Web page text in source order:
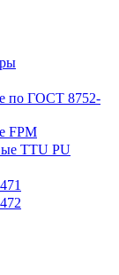
по ГОСТ 8752-
FPM
TTU PU